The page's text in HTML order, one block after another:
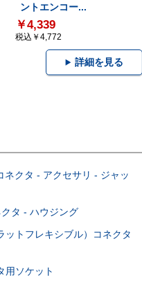
ントエンコー...
￥4,339
税込￥4,772
詳細を見る
ネクタ - アクセサリ - ジャッ
タ - ハウジング
ットフレキシブル）コネクタ
用ソケット